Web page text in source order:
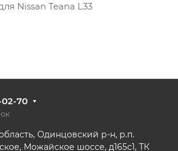
Nissan Teana L33
02-70
Одинцовский р-н, р.п.
Можайское шоссе, д165с1, ТК